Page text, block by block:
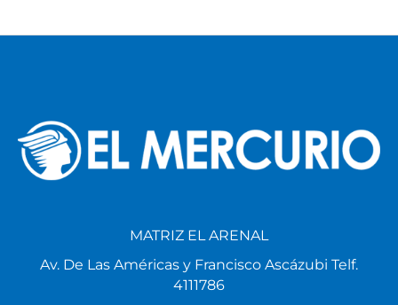
MATRIZ EL ARENAL
Av. De Las Américas y Francisco Ascázubi Telf.
4111786